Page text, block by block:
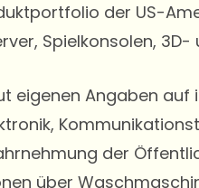
der US-
Spielkonsolen,
eigenen Angaben
der
über